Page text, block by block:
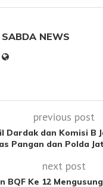
SABDA NEWS
previous post
Dardak dan Komisi B
Pangan dan Polda
next post
BQF Ke 12